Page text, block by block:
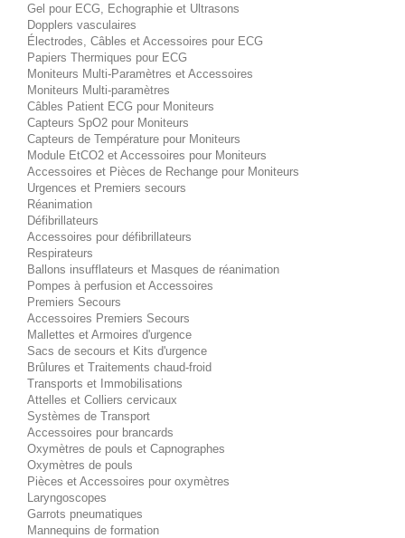
Gel pour ECG, Echographie et Ultrasons
Dopplers vasculaires
Électrodes, Câbles et Accessoires pour ECG
Papiers Thermiques pour ECG
Moniteurs Multi-Paramètres et Accessoires
Moniteurs Multi-paramètres
Câbles Patient ECG pour Moniteurs
Capteurs SpO2 pour Moniteurs
Capteurs de Température pour Moniteurs
Module EtCO2 et Accessoires pour Moniteurs
Accessoires et Pièces de Rechange pour Moniteurs
Urgences et Premiers secours
Réanimation
Défibrillateurs
Accessoires pour défibrillateurs
Respirateurs
Ballons insufflateurs et Masques de réanimation
Pompes à perfusion et Accessoires
Premiers Secours
Accessoires Premiers Secours
Mallettes et Armoires d'urgence
Sacs de secours et Kits d'urgence
Brûlures et Traitements chaud-froid
Transports et Immobilisations
Attelles et Colliers cervicaux
Systèmes de Transport
Accessoires pour brancards
Oxymètres de pouls et Capnographes
Oxymètres de pouls
Pièces et Accessoires pour oxymètres
Laryngoscopes
Garrots pneumatiques
Mannequins de formation